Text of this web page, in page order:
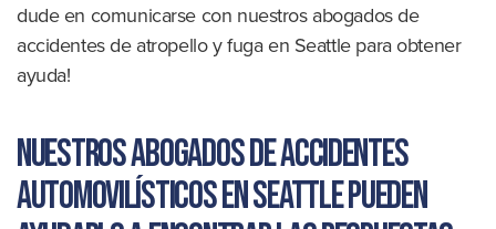
dude en comunicarse con nuestros abogados de
accidentes de atropello y fuga en Seattle para obtener
ayuda!
Nuestros abogados de accidentes
automovilísticos en Seattle pueden